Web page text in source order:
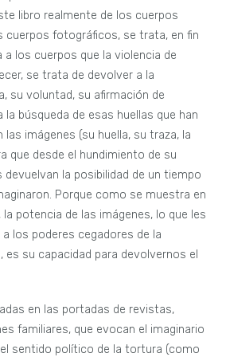
libro realmente de los cuerpos
cuerpos fotográficos, se trata, en fin
a los cuerpos que la violencia de
se trata de devolver a la
su voluntad, su afirmación de
la búsqueda de esas huellas que han
imágenes (su huella, su traza, la
que desde el hundimiento de su
la posibilidad de un tiempo
Porque como se muestra en
potencia de las imágenes, lo que les
los poderes cegadores de la
su capacidad para devolvernos el
en las portadas de revistas,
familiares, que evocan el imaginario
sentido político de la tortura (como